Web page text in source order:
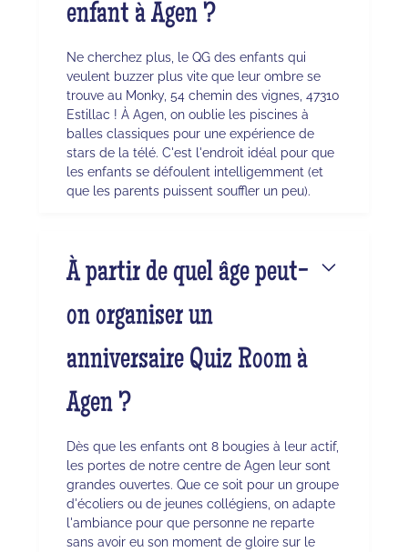
enfant à Agen ?
Ne cherchez plus, le QG des enfants qui
veulent buzzer plus vite que leur ombre se
trouve au Monky, 54 chemin des vignes, 47310
Estillac ! À Agen, on oublie les piscines à
balles classiques pour une expérience de
stars de la télé. C'est l'endroit idéal pour que
les enfants se défoulent intelligemment (et
que les parents puissent souffler un peu).
À partir de quel âge peut-
on organiser un
anniversaire Quiz Room à
Agen ?
Dès que les enfants ont 8 bougies à leur actif,
les portes de notre centre de Agen leur sont
grandes ouvertes. Que ce soit pour un groupe
d'écoliers ou de jeunes collégiens, on adapte
l'ambiance pour que personne ne reparte
sans avoir eu son moment de gloire sur le